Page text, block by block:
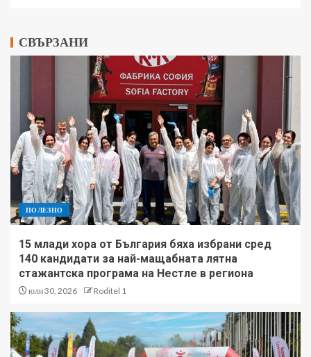
СВЪРЗАНИ
ПОЛЕЗНО
15 млади хора от България бяха избрани сред
140 кандидати за най-мащабната лятна
стажантска програма на Нестле в региона
юли 30, 2026 Roditel 1